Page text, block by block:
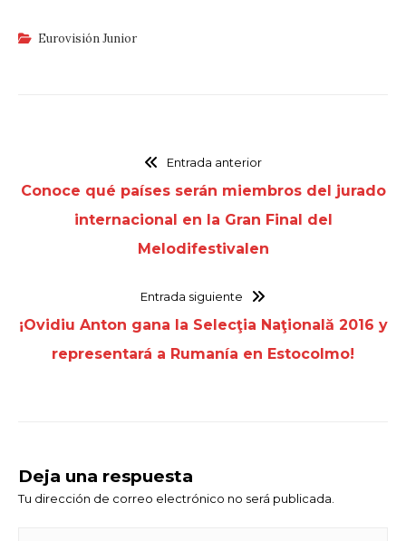
Eurovisión Junior
Entrada anterior
Conoce qué países serán miembros del jurado
internacional en la Gran Final del
Melodifestivalen
Entrada siguiente
¡Ovidiu Anton gana la Selecţia Naţională 2016 y
representará a Rumanía en Estocolmo!
Deja una respuesta
Tu dirección de correo electrónico no será publicada.